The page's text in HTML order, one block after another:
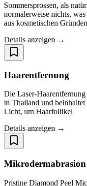
Sommersprossen, als
normalerweise nichts,
aus kosmetischen
Details anzeigen →
Haarentfernung
Die Laser-Haarentfernung
in Thailand und
Licht, um Haarfollikel
Details anzeigen →
Mikrodermabrasion
Pristine Diamond Peel